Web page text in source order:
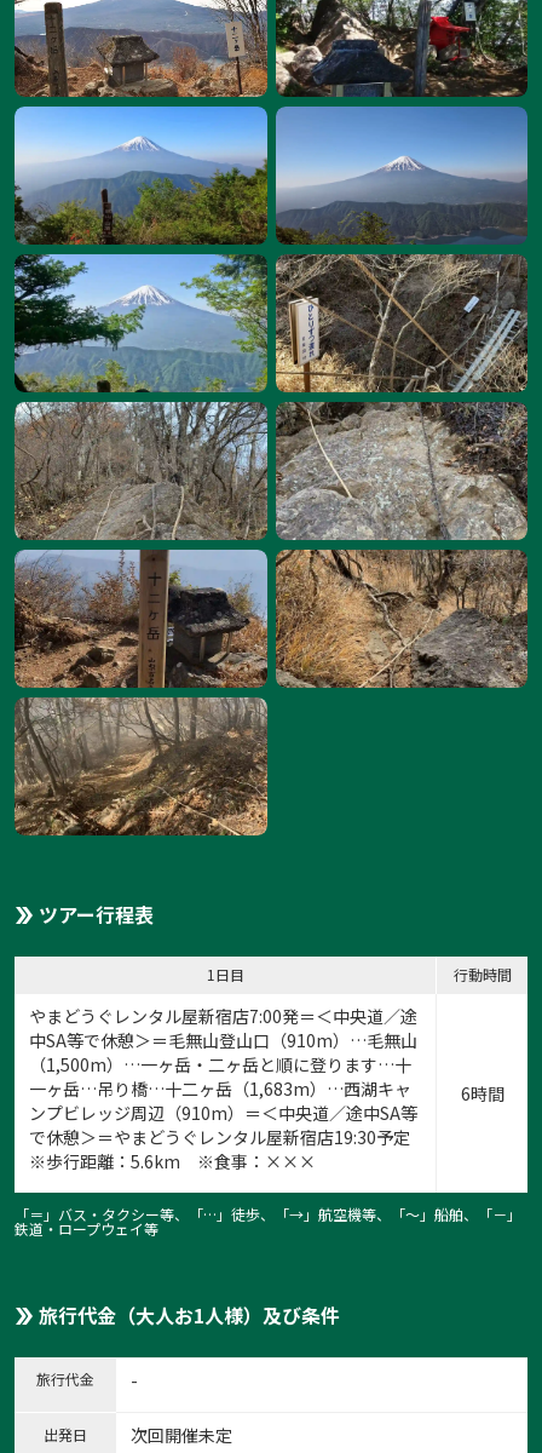
ツアー行程表
1日目 行動時間
やまどうぐレンタル屋新宿店7:00発＝＜中央道／途
中SA等で休憩＞＝毛無山登山口（910m）…毛無山
（1,500m）…一ヶ岳・二ヶ岳と順に登ります…十
一ヶ岳…吊り橋…十二ヶ岳（1,683m）…西湖キャ
ンプビレッジ周辺（910m）＝＜中央道／途中SA等
で休憩＞＝やまどうぐレンタル屋新宿店19:30予定
※歩行距離：5.6km ※食事：×××
6時間
「＝」バス・タクシー等、「…」徒歩、「→」航空機等、「〜」船舶、「－」
鉄道・ロープウェイ等
旅行代金（大人お1人様）及び条件
旅行代金 -
出発日 次回開催未定